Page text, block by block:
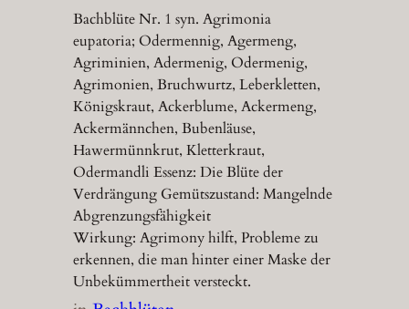
Bachblüte Nr. 1 syn. Agrimonia
eupatoria; Odermennig, Agermeng,
Agriminien, Adermenig, Odermenig,
Agrimonien, Bruchwurtz, Leberkletten,
Königskraut, Ackerblume, Ackermeng,
Ackermännchen, Bubenläuse,
Hawermünnkrut, Kletterkraut,
Odermandli Essenz: Die Blüte der
Verdrängung Gemütszustand: Mangelnde
Abgrenzungsfähigkeit
Wirkung: Agrimony hilft, Probleme zu
erkennen, die man hinter einer Maske der
Unbekümmertheit versteckt.